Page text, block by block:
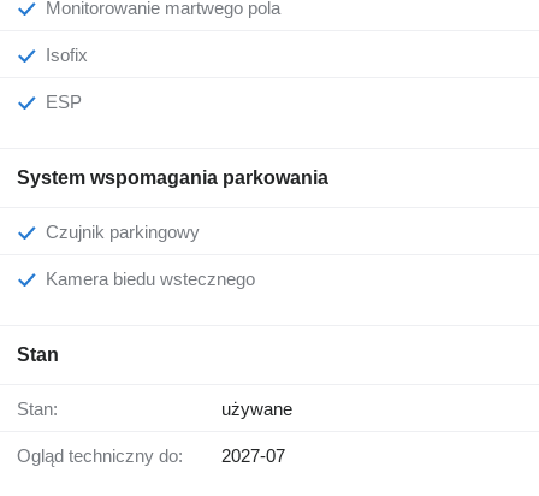
Monitorowanie martwego pola
Isofix
ESP
System wspomagania parkowania
Czujnik parkingowy
Kamera biedu wstecznego
Stan
Stan: używane
Ogląd techniczny do: 2027-07